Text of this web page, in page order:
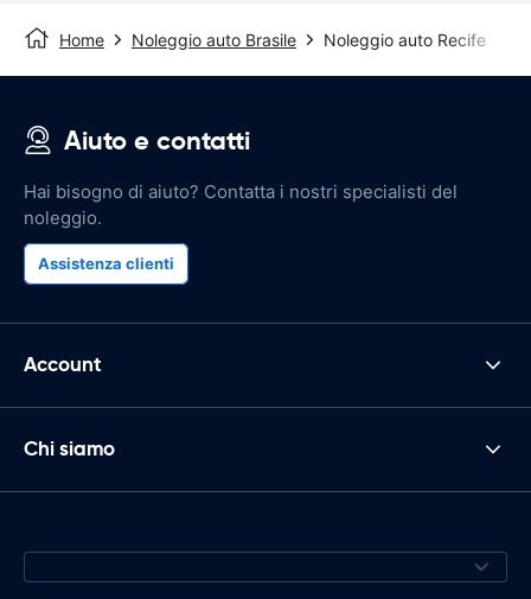
Home Noleggio auto Brasile Noleggio auto Recife
Aiuto e contatti
Hai bisogno di aiuto? Contatta i nostri specialisti del
noleggio.
Assistenza clienti
Account
Chi siamo